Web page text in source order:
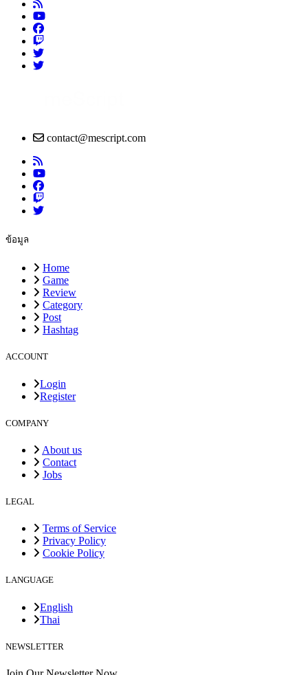
contact@mescript.com
ข้อมูล
Home
Game
Review
Category
Post
Hashtag
ACCOUNT
Login
Register
COMPANY
About us
Contact
Jobs
LEGAL
Terms of Service
Privacy Policy
Cookie Policy
LANGUAGE
English
Thai
NEWSLETTER